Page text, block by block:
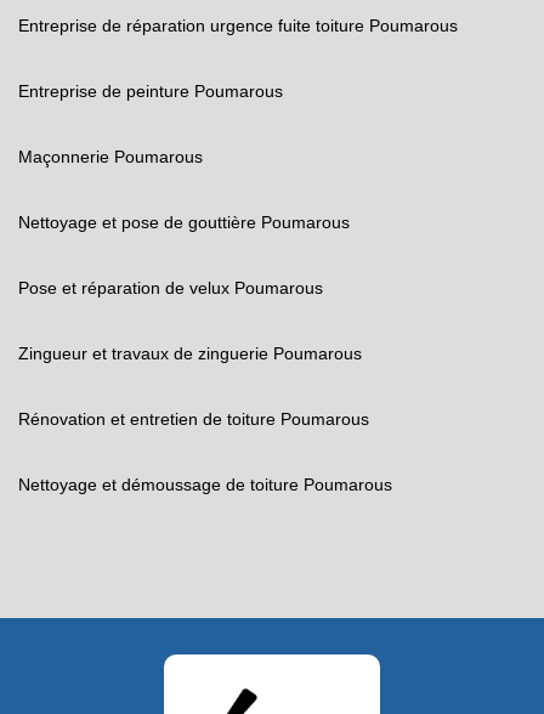
Entreprise de réparation urgence fuite toiture Poumarous
Entreprise de peinture Poumarous
Maçonnerie Poumarous
Nettoyage et pose de gouttière Poumarous
Pose et réparation de velux Poumarous
Zingueur et travaux de zinguerie Poumarous
Rénovation et entretien de toiture Poumarous
Nettoyage et démoussage de toiture Poumarous